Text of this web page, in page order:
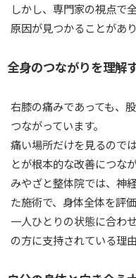
しかし、専門家の視点で
原因が見つかることがあり
全身のつながりを理解
右膝の痛みであっても、
つながっています。
痛い場所だけを見るので
とが根本的な改善につなが
みやざと整体院では、神
た施術で、身体全体を評価
一人ひとりの状態に合わ
の方に支持されている理由